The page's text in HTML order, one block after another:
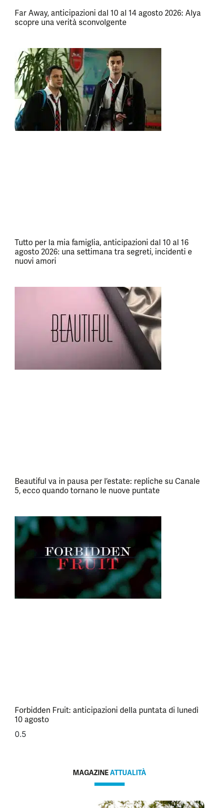
Far Away, anticipazioni dal 10 al 14 agosto 2026: Alya
scopre una verità sconvolgente
Tutto per la mia famiglia, anticipazioni dal 10 al 16
agosto 2026: una settimana tra segreti, incidenti e
nuovi amori
Beautiful va in pausa per l’estate: repliche su Canale
5, ecco quando tornano le nuove puntate
Forbidden Fruit: anticipazioni della puntata di lunedì
10 agosto
MAGAZINEATTUALITÀ